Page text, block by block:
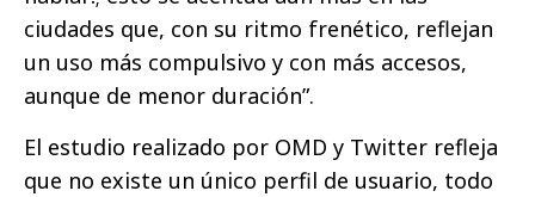
ciudades que, con su ritmo frenético, reflejan
un uso más compulsivo y con más accesos,
aunque de menor duración”.
El estudio realizado por OMD y Twitter refleja
que no existe un único perfil de usuario, todo